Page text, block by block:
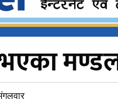
भएका